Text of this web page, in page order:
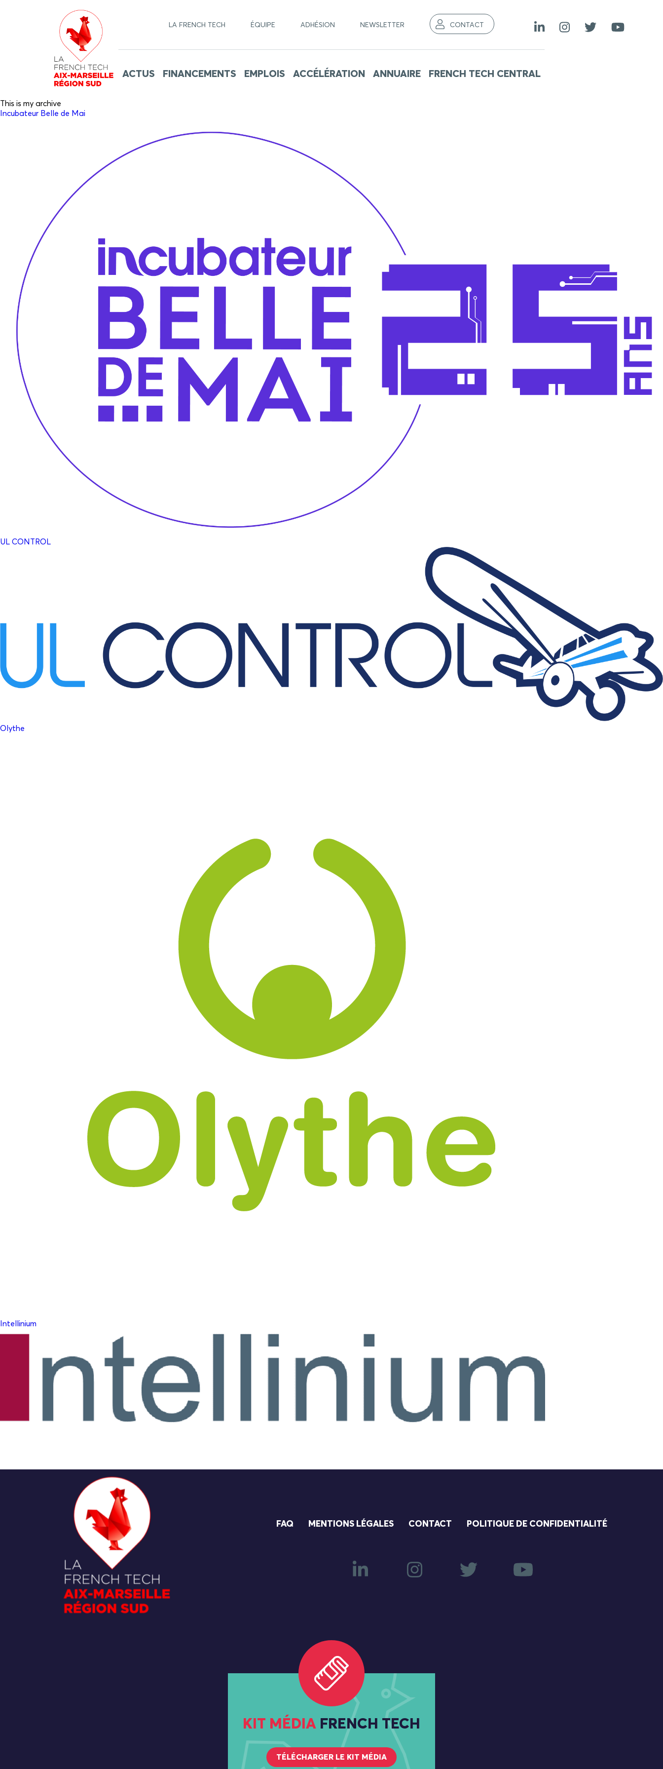
LA FRENCH TECH ÉQUIPE ADHÉSION NEWSLETTER CONTACT
ACTUS FINANCEMENTS EMPLOIS ACCÉLÉRATION ANNUAIRE FRENCH TECH CENTRAL
This is my archive
Incubateur Belle de Mai
UL CONTROL
Olythe
Intellinium
FAQ MENTIONS LÉGALES CONTACT POLITIQUE DE CONFIDENTIALITÉ
KIT MÉDIA FRENCH TECH
TÉLÉCHARGER LE KIT MÉDIA